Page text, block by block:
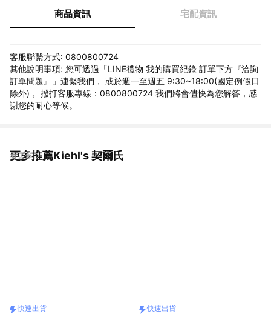
商品資訊 宅配資訊
客服聯繫方式: 0800800724
其他說明事項: 您可透過「LINE禮物 我的購買紀錄 訂單下方『洽詢
訂單問題』」連繫我們， 或於週一至週五 9:30~18:00(國定例假日
除外)， 撥打客服專線：0800800724 我們將會儘快為您解答，感
謝您的耐心等候。
更多推薦Kiehl's 契爾氏
看更多
快速出貨 快速出貨